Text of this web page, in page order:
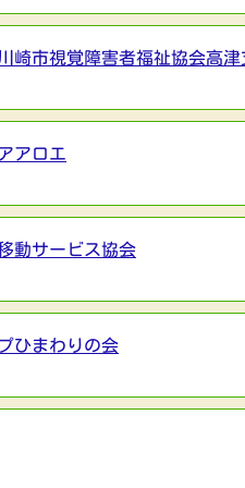
崎市視覚障害者福祉協会高津
アロエ
動サービス協会
ひまわりの会